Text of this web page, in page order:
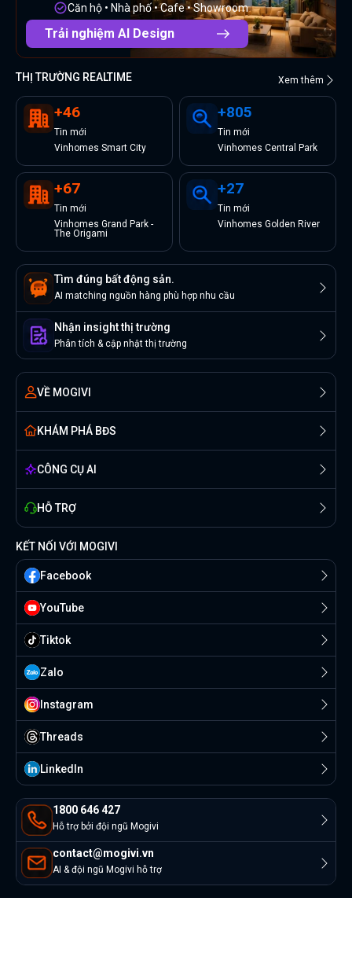
Căn hộ • Nhà phố • Cafe • Showroom
Trải nghiệm AI Design
THỊ TRƯỜNG REALTIME Xem thêm
+46
Tin mới
Vinhomes Smart City
+805
Tin mới
Vinhomes Central Park
+67
Tin mới
Vinhomes Grand Park -
The Origami
+27
Tin mới
Vinhomes Golden River
Tìm đúng bất động sản.
AI matching nguồn hàng phù hợp nhu cầu
Nhận insight thị trường
Phân tích & cập nhật thị trường
VỀ MOGIVI
KHÁM PHÁ BĐS
CÔNG CỤ AI
HỖ TRỢ
1800 646 427
Hỗ trợ bởi đội ngũ Mogivi
contact@mogivi.vn
AI & đội ngũ Mogivi hỗ trợ
KẾT NỐI VỚI MOGIVI
Facebook
YouTube
Tiktok
Zalo
Instagram
Threads
Linkedln